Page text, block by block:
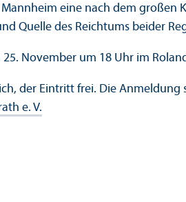
eine nach dem
Quelle des Reichtums beider
25. November um 18 Uhr im
der Eintritt frei. Die Anmeldung
e. V.